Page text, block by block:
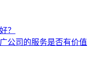
？
公司的服务是否有价值